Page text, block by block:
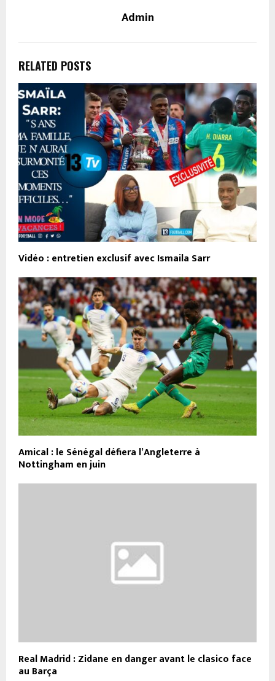
Admin
RELATED POSTS
Vidéo : entretien exclusif avec Ismaila Sarr
Amical : le Sénégal défiera l’Angleterre à
Nottingham en juin
Real Madrid : Zidane en danger avant le clasico face
au Barça